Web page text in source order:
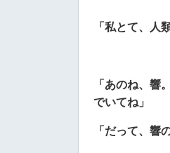
「私とて、人
「あのね、響
でいてね」
「だって、響